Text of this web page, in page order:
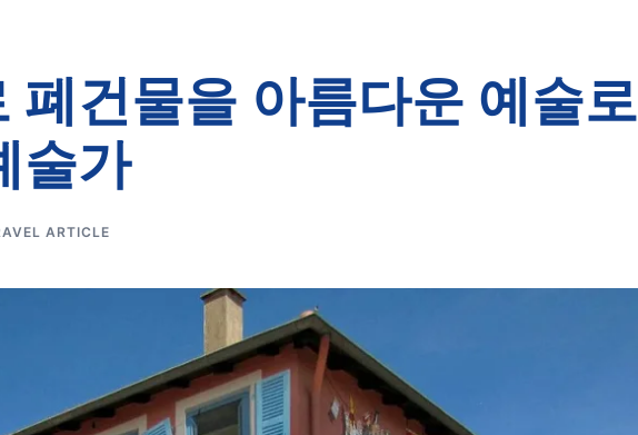
폐건물을 아름다운 예술로
술가
ARTICLE